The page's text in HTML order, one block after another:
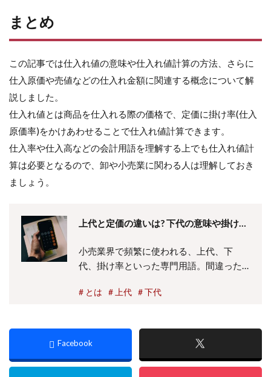
まとめ
この記事では仕入れ値の意味や仕入れ値計算の方法、さらに
仕入原価や売値などの仕入れ金額に関連する概念について解
説しました。
仕入れ値とは商品を仕入れる際の価格で、定価に掛け率(仕入
原価率)をかけあわせることで仕入れ値計算できます。
仕入率や仕入高などの会計用語を理解する上でも仕入れ値計
算は必要となるので、卸や小売業に関わる人は理解しておき
ましょう。
上代と定価の違いは? 下代の意味や掛け率
小売業界で頻繁に使われる、上代、下
代、掛け率といった専門用語。間違った
スもあり、業界の規定や慣習を踏まえ適
意味の違い、「上代に消費税…...
とは 上代 下代